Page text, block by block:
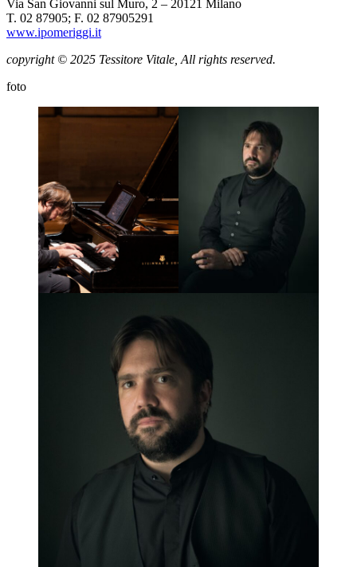
Via San Giovanni sul Muro, 2 – 20121 Milano
T. 02 87905; F. 02 87905291
www.ipomeriggi.it
copyright © 2025 Tessitore Vitale, All rights reserved.
foto